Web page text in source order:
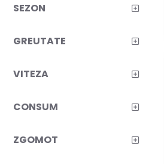
GREUTATE
ZGOMOT
SEZON
CONSUM
VITEZA